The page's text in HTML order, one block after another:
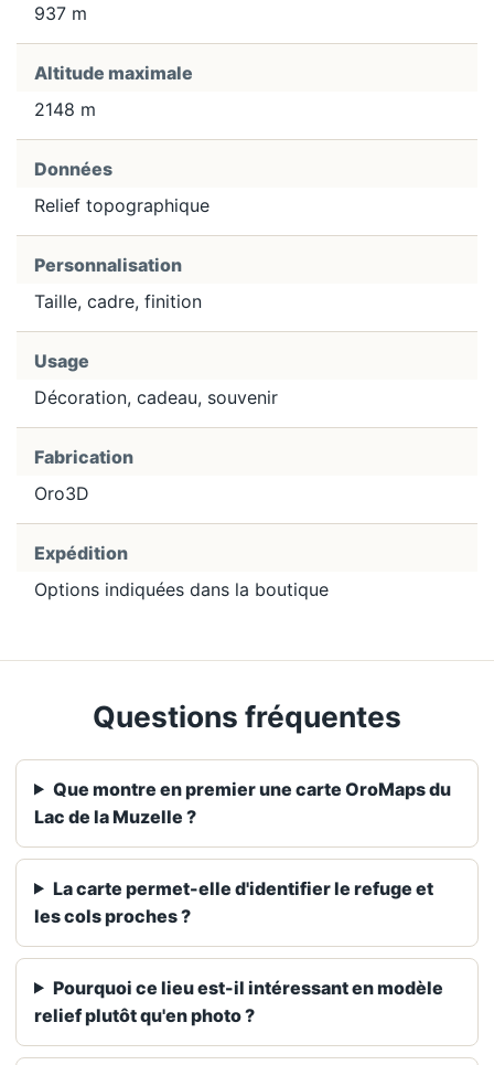
937 m
Altitude maximale
2148 m
Données
Relief topographique
Personnalisation
Taille, cadre, finition
Usage
Décoration, cadeau, souvenir
Fabrication
Oro3D
Expédition
Options indiquées dans la boutique
Questions fréquentes
Que montre en premier une carte OroMaps du
Lac de la Muzelle ?
La carte permet-elle d'identifier le refuge et
les cols proches ?
Pourquoi ce lieu est-il intéressant en modèle
relief plutôt qu'en photo ?